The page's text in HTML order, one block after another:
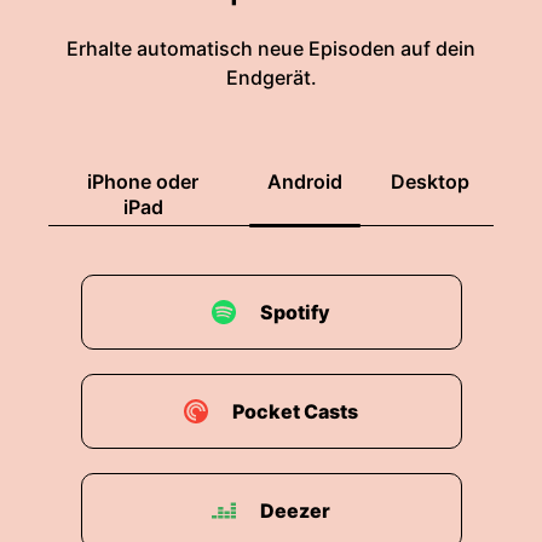
Erhalte automatisch neue Episoden auf dein
Endgerät.
iPhone oder
iPad
Android Desktop
Spotify
Pocket Casts
Deezer